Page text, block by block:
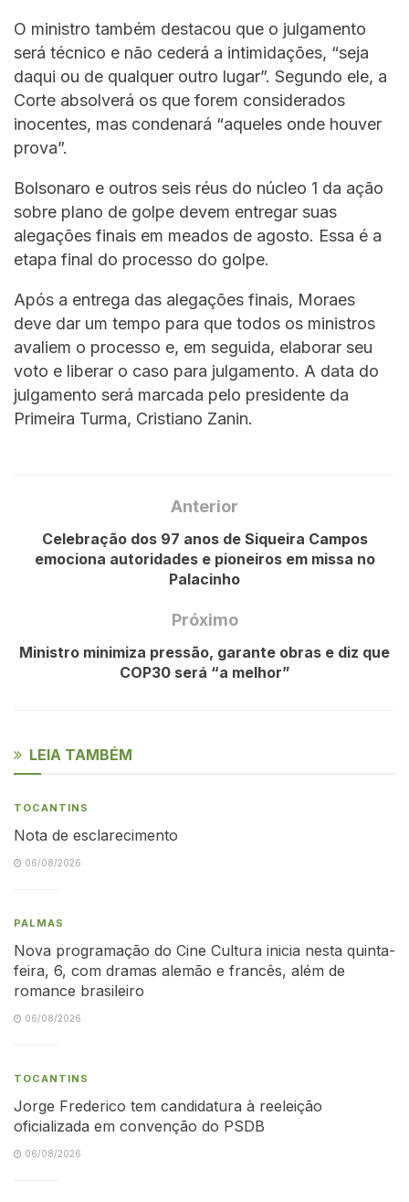
O ministro também destacou que o julgamento
será técnico e não cederá a intimidações, “seja
daqui ou de qualquer outro lugar”. Segundo ele, a
Corte absolverá os que forem considerados
inocentes, mas condenará “aqueles onde houver
prova”.
Bolsonaro e outros seis réus do núcleo 1 da ação
sobre plano de golpe devem entregar suas
alegações finais em meados de agosto. Essa é a
etapa final do processo do golpe.
Após a entrega das alegações finais, Moraes
deve dar um tempo para que todos os ministros
avaliem o processo e, em seguida, elaborar seu
voto e liberar o caso para julgamento. A data do
julgamento será marcada pelo presidente da
Primeira Turma, Cristiano Zanin.
Anterior
Celebração dos 97 anos de Siqueira Campos
emociona autoridades e pioneiros em missa no
Palacinho
Próximo
Ministro minimiza pressão, garante obras e diz que
COP30 será “a melhor”
LEIA TAMBÉM
TOCANTINS
Nota de esclarecimento
06/08/2026
PALMAS
Nova programação do Cine Cultura inicia nesta quinta-
feira, 6, com dramas alemão e francês, além de
romance brasileiro
06/08/2026
TOCANTINS
Jorge Frederico tem candidatura à reeleição
oficializada em convenção do PSDB
06/08/2026